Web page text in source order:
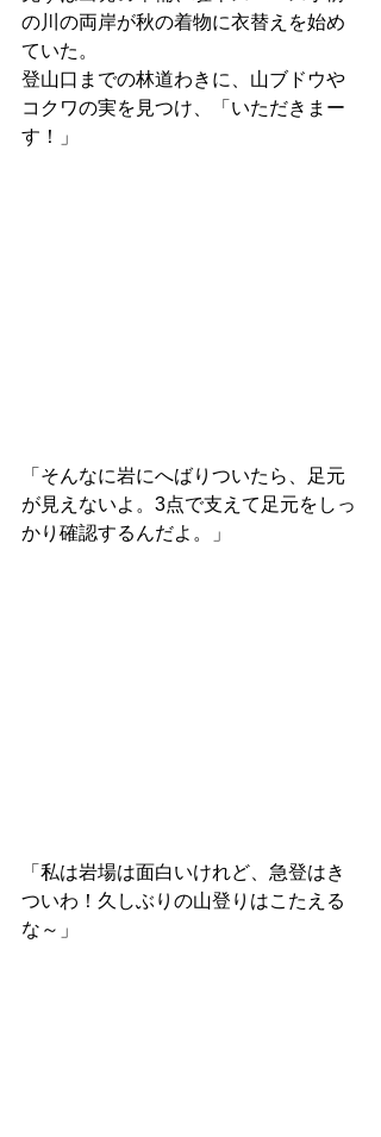
の川の両岸が秋の着物に衣替えを始め
ていた。
登山口までの林道わきに、山ブドウや
コクワの実を見つけ、「いただきまー
す！」
「そんなに岩にへばりついたら、足元
が見えないよ。3点で支えて足元をしっ
かり確認するんだよ。」
「私は岩場は面白いけれど、急登はき
ついわ！久しぶりの山登りはこたえる
な～」